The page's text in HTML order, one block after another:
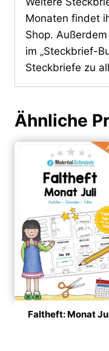
Monaten findet
Shop.
im „Steckbrief-
Steckbriefe zu
Ähnliche
Faltheft: Monat